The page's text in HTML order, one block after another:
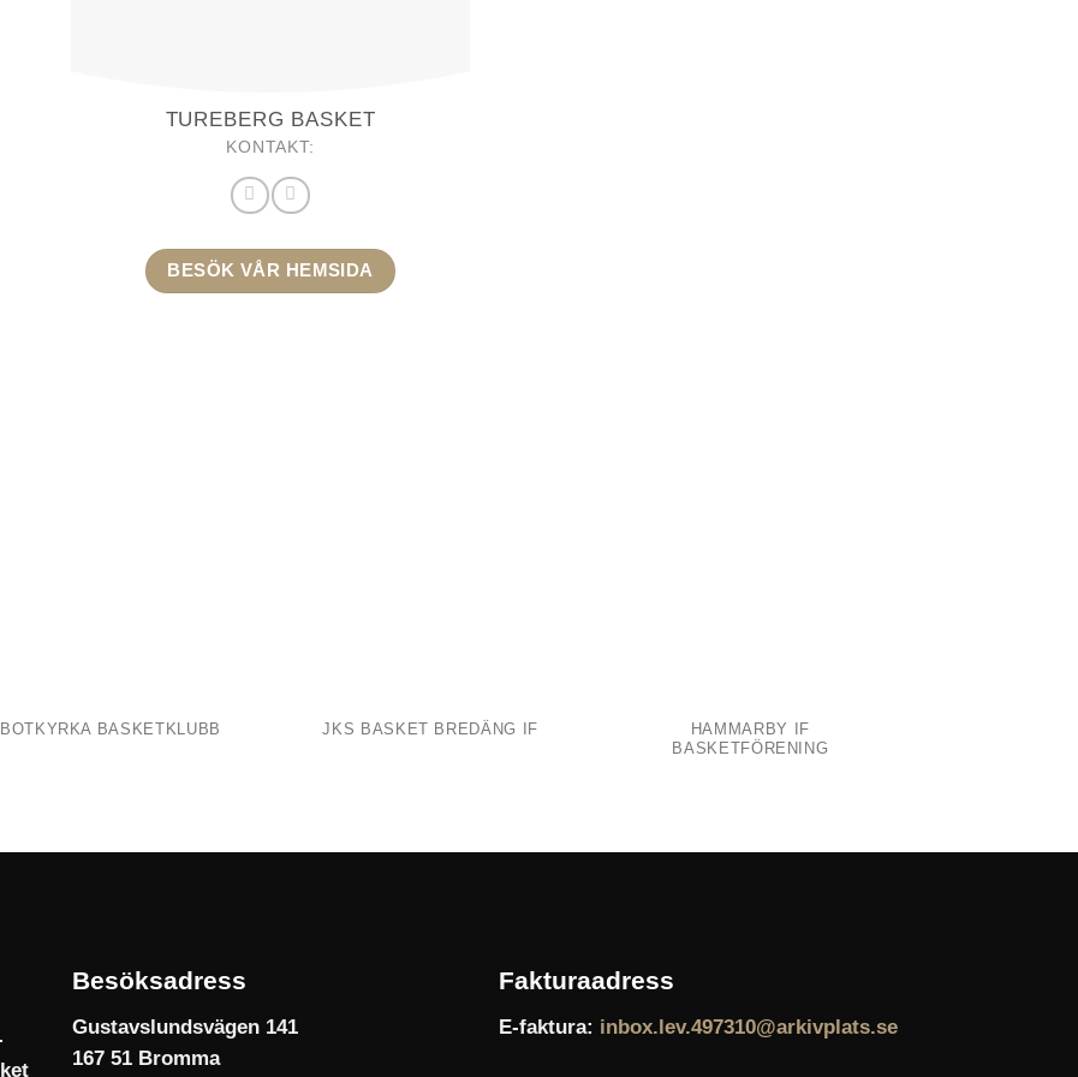
TUREBERG BASKET
KONTAKT:
BESÖK VÅR HEMSIDA
BOTKYRKA BASKETKLUBB JKS BASKET BREDÄNG IF
HAMMARBY IF
BASKETFÖRENING
Besöksadress
Gustavslundsvägen 141
167 51 Bromma
Fakturaadress
E-faktura: inbox.lev.497310@arkivplats.se